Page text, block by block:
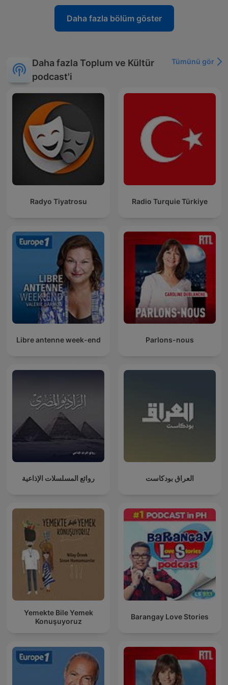
Daha fazla bölüm göster
Daha fazla Toplum ve Kültür
podcast'i
Tümünü gör
Radyo Tiyatrosu Radio Turquie Türkiye
Libre antenne week-end Parlons-nous
روائع المسلسلات الإذاعية العراق بودكاست
Yemekte Bile Yemek
Konuşuyoruz
Barangay Love Stories